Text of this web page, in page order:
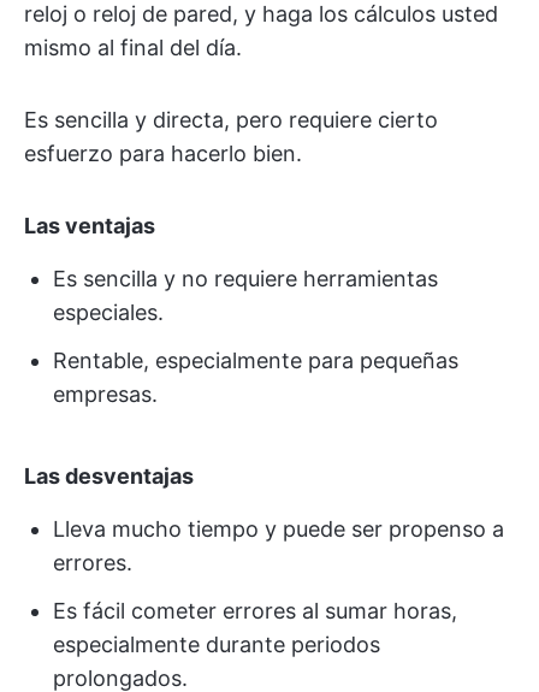
reloj o reloj de pared, y haga los cálculos usted
mismo al final del día.
Es sencilla y directa, pero requiere cierto
esfuerzo para hacerlo bien.
Las ventajas
Es sencilla y no requiere herramientas
especiales.
Rentable, especialmente para pequeñas
empresas.
Las desventajas
Lleva mucho tiempo y puede ser propenso a
errores.
Es fácil cometer errores al sumar horas,
especialmente durante periodos
prolongados.